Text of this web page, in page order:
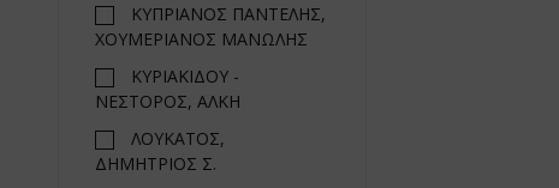
ΚΥΠΡΙΑΝΟΣ ΠΑΝΤΕΛΗΣ,
ΧΟΥΜΕΡΙΑΝΟΣ ΜΑΝΩΛΗΣ
ΚΥΡΙΑΚΙΔΟΥ -
ΝΕΣΤΟΡΟΣ, ΑΛΚΗ
ΛΟΥΚΑΤΟΣ,
ΔΗΜΗΤΡΙΟΣ Σ.